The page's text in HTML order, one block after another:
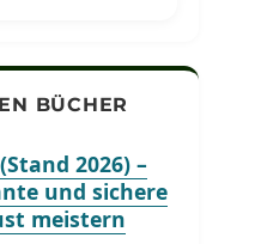
BÜCHER
2026) –
und sichere
meistern